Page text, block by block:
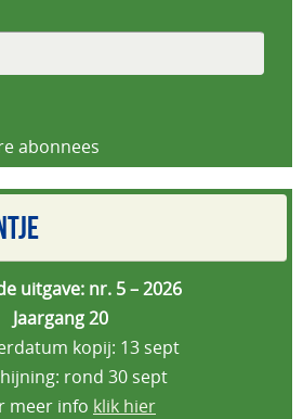
abonnees
uitgave: nr. 5 – 2026
Jaargang 20
kopij: 13 sept
rond 30 sept
meer info klik hier